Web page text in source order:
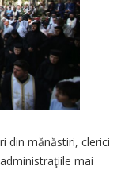
din mănăstiri, clerici
mai